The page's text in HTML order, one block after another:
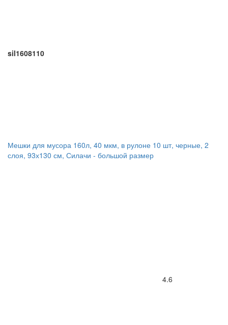
sil1608110
Мешки для мусора 160л, 40 мкм, в рулоне 10 шт, черные, 2
слоя, 93х130 см, Силачи - большой размер
4.6